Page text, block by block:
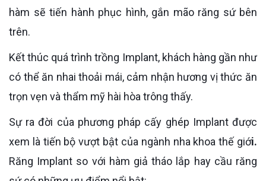
hàm sẽ tiến hành phục hình, gắn mão răng sứ bên
trên.
Kết thúc quá trình trồng Implant, khách hàng gần như
có thể ăn nhai thoải mái, cảm nhận hương vị thức ăn
trọn vẹn và thẩm mỹ hài hòa trông thấy.
Sự ra đời của phương pháp cấy ghép Implant được
xem là tiến bộ vượt bật của ngành nha khoa thế giới.
Răng Implant so với hàm giả tháo lắp hay cầu răng